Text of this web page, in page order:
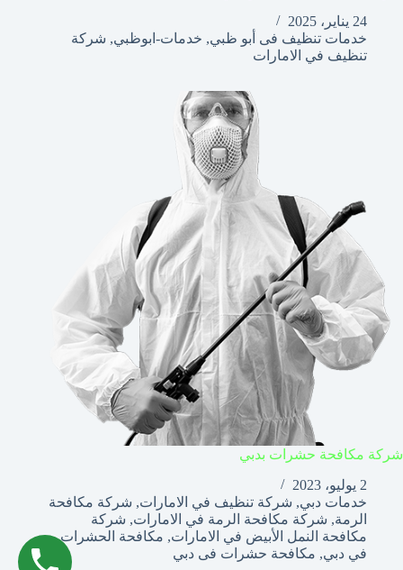
24 يناير، 2025
خدمات تنظيف فى أبو ظبي, خدمات-ابوظبي, شركة
تنظيف في الامارات
شركة مكافحة حشرات بدبي
2 يوليو، 2023
خدمات دبي, شركة تنظيف في الامارات, شركة مكافحة
الرمة, شركة مكافحة الرمة في الامارات, شركة
مكافحة النمل الأبيض في الامارات, مكافحة الحشرات
في دبي, مكافحة حشرات فى دبي